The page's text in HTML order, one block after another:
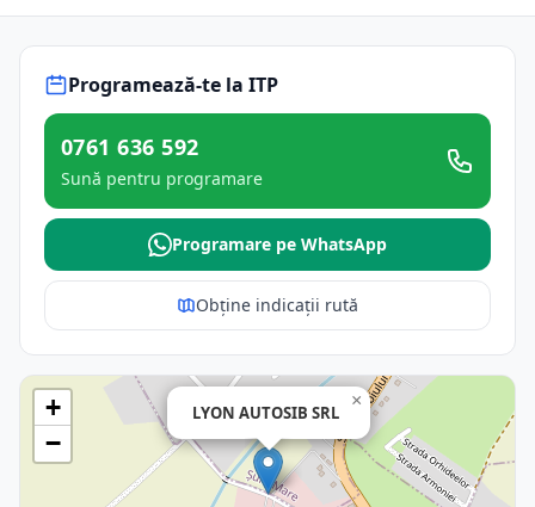
Programează-te la ITP
0761 636 592
Sună pentru programare
Programare pe WhatsApp
Obține indicații rută
LYON AUTOSIB SRL
×
+
−